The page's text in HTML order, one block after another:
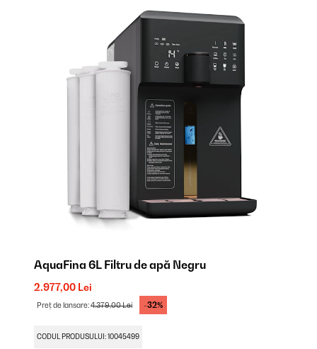
AquaFina 6L Filtru de apă Negru
2.977,00 Lei
Preț de lansare:4.379,00 Lei -32%
CODUL PRODUSULUI: 10045499